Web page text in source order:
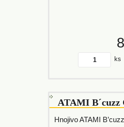
ks
ATAMI B´cuzz
Hnojivo ATAMI